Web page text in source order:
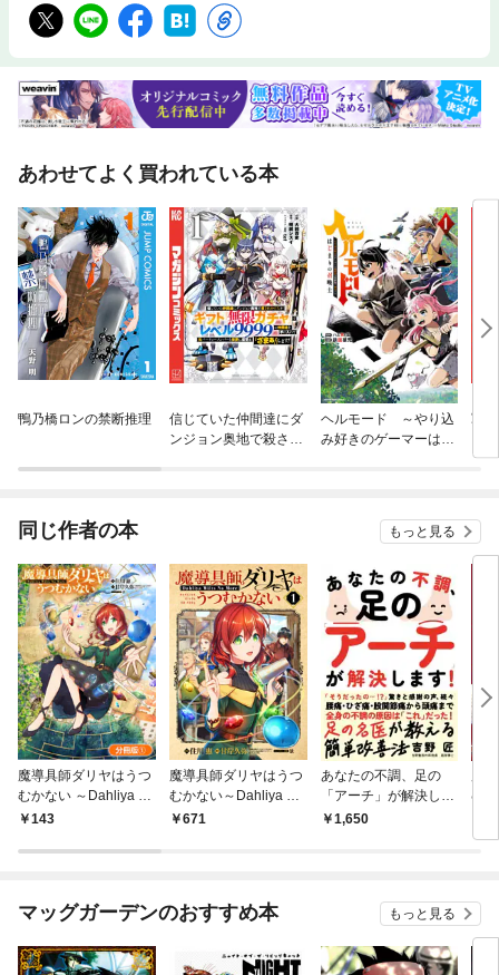
あわせてよく買われている本
鴨乃橋ロンの禁断推理
信じていた仲間達にダ
ンジョン奥地で殺され
ヘルモード ～やり込
み好きのゲーマーは廃
軍
同じ作者の本 もっと見る
魔導具師ダリヤはうつ
むかない ～Dahliya Wi
lts No More～【分冊
143
魔導具師ダリヤはうつ
むかない～Dahliya Wil
ts No More～ 1巻
671
あなたの不調、足の
「アーチ」が解決しま
す！1,650
む
巻
マッグガーデンのおすすめ本 もっと見る